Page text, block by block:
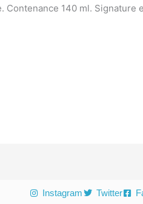
Contenance 140 ml. Signature
Instagram Twitter